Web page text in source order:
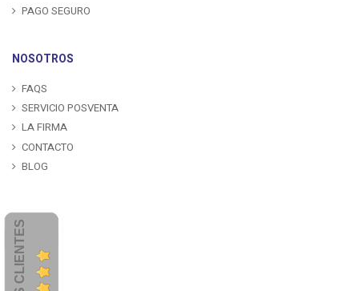
PAGO SEGURO
NOSOTROS
FAQS
SERVICIO POSVENTA
LA FIRMA
CONTACTO
BLOG